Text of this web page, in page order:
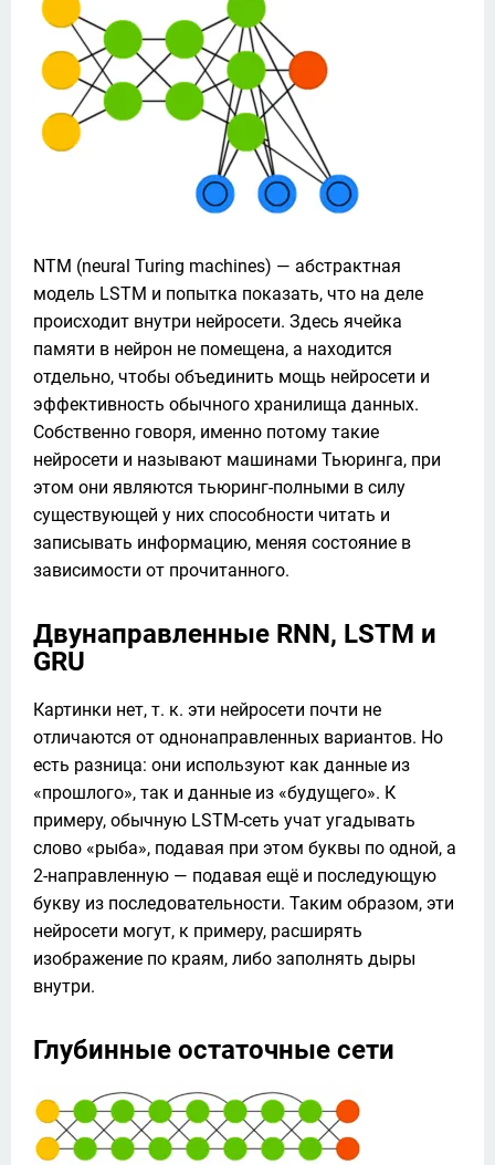
NTM (neural Turing machines) — абстрактная
модель LSTM и попытка показать, что на деле
происходит внутри нейросети. Здесь ячейка
памяти в нейрон не помещена, а находится
отдельно, чтобы объединить мощь нейросети и
эффективность обычного хранилища данных.
Собственно говоря, именно потому такие
нейросети и называют машинами Тьюринга, при
этом они являются тьюринг-полными в силу
существующей у них способности читать и
записывать информацию, меняя состояние в
зависимости от прочитанного.
Двунаправленные RNN, LSTM и
GRU
Картинки нет, т. к. эти нейросети почти не
отличаются от однонаправленных вариантов. Но
есть разница: они используют как данные из
«прошлого», так и данные из «будущего». К
примеру, обычную LSTM-сеть учат угадывать
слово «рыба», подавая при этом буквы по одной, а
2-направленную — подавая ещё и последующую
букву из последовательности. Таким образом, эти
нейросети могут, к примеру, расширять
изображение по краям, либо заполнять дыры
внутри.
Глубинные остаточные сети